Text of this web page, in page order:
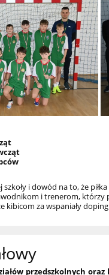
Dzieci
i dowód na to, że
i trenerom, którzy
kibicom za wspaniały
przedszkolnych